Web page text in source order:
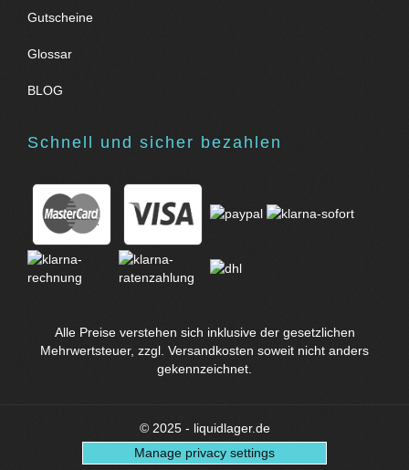
Gutscheine
Glossar
BLOG
Schnell und sicher bezahlen
Alle Preise verstehen sich inklusive der gesetzlichen
Mehrwertsteuer, zzgl. Versandkosten soweit nicht anders
gekennzeichnet.
© 2025 - liquidlager.de
Manage privacy settings